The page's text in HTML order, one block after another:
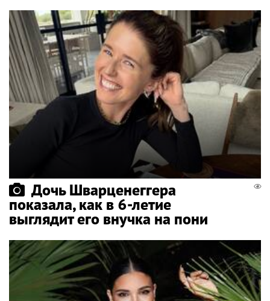
Дочь Шварценеггера
показала, как в 6-летие
выглядит его внучка на пони